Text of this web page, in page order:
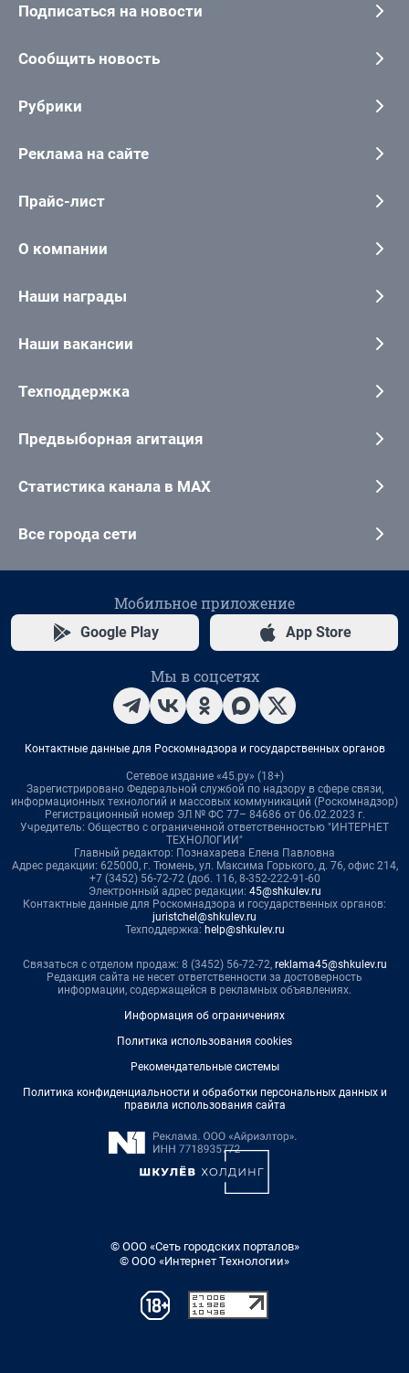
Подписаться на новости
Сообщить новость
Рубрики
Реклама на сайте
Прайс-лист
О компании
Наши награды
Наши вакансии
Техподдержка
Предвыборная агитация
Статистика канала в MAX
Все города сети
Мобильное приложение
Google Play App Store
Мы в соцсетях
Контактные данные для Роскомнадзора и государственных органов
Сетевое издание «45.ру» (18+)
Зарегистрировано Федеральной службой по надзору в сфере связи,
информационных технологий и массовых коммуникаций (Роскомнадзор)
Регистрационный номер ЭЛ № ФС 77– 84686 от 06.02.2023 г.
Учредитель: Общество с ограниченной ответственностью "ИНТЕРНЕТ
ТЕХНОЛОГИИ"
Главный редактор: Познахарева Елена Павловна
Адрес редакции: 625000, г. Тюмень, ул. Максима Горького, д. 76, офис 214,
+7 (3452) 56-72-72 (доб. 116, 8-352-222-91-60
Электронный адрес редакции: 45@shkulev.ru
Контактные данные для Роскомнадзора и государственных органов:
juristchel@shkulev.ru
Техподдержка: help@shkulev.ru
Связаться с отделом продаж: 8 (3452) 56-72-72, reklama45@shkulev.ru
Редакция сайта не несет ответственности за достоверность
информации, содержащейся в рекламных объявлениях.
Информация об ограничениях
Политика использования cookies
Рекомендательные системы
Политика конфиденциальности и обработки персональных данных и
правила использования сайта
© ООО «Сеть городских порталов»
© ООО «Интернет Технологии»